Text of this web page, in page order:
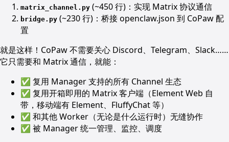
matrix_channel.py (~450 行)：实现 Matrix 协议通信
bridge.py (~230 行)：桥接 openclaw.json 到 CoPaw 配
置
就是这样！CoPaw 不需要关心 Discord、Telegram、Slack……
它只需要和 Matrix 通信，就能：
✅ 复用 Manager 支持的所有 Channel 生态
✅ 复用开箱即用的 Matrix 客户端（Element Web 自
带，移动端有 Element、FluffyChat 等）
✅ 和其他 Worker（无论是什么运行时）无缝协作
✅ 被 Manager 统一管理、监控、调度